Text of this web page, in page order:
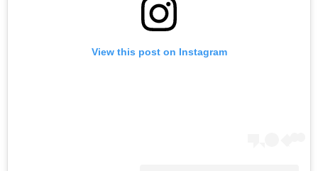
View this post on Instagram